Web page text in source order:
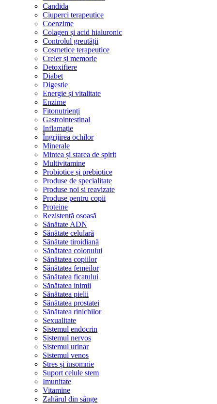
Candida
Ciuperci terapeutice
Coenzime
Colagen și acid hialuronic
Controlul greutății
Cosmetice terapeutice
Creier și memorie
Detoxifiere
Diabet
Digestie
Energie și vitalitate
Enzime
Fitonutrienți
Gastrointestinal
Inflamație
Îngrijirea ochilor
Minerale
Mintea și starea de spirit
Multivitamine
Probiotice și prebiotice
Produse de specialitate
Produse noi si reavizate
Produse pentru copii
Proteine
Rezistență osoasă
Sănătate ADN
Sănătate celulară
Sănătate tiroidiană
Sănătatea colonului
Sănătatea copiilor
Sănătatea femeilor
Sănătatea ficatului
Sănătatea inimii
Sănătatea pielii
Sănătatea prostatei
Sănătatea rinichilor
Sexualitate
Sistemul endocrin
Sistemul nervos
Sistemul urinar
Sistemul venos
Stres și insomnie
Suport celule stem
Imunitate
Vitamine
Zahărul din sânge